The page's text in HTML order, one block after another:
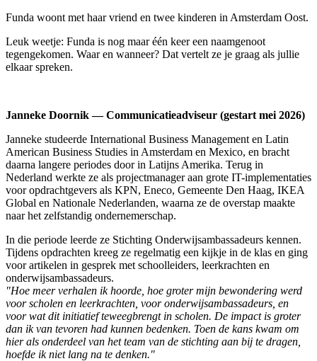
Funda woont met haar vriend en twee kinderen in Amsterdam Oost.
Leuk weetje: Funda is nog maar één keer een naamgenoot
tegengekomen. Waar en wanneer? Dat vertelt ze je graag als jullie
elkaar spreken.
Janneke Doornik — Communicatieadviseur (gestart mei 2026)
Janneke studeerde International Business Management en Latin
American Business Studies in Amsterdam en Mexico, en bracht
daarna langere periodes door in Latijns Amerika. Terug in
Nederland werkte ze als projectmanager aan grote IT-implementaties
voor opdrachtgevers als KPN, Eneco, Gemeente Den Haag, IKEA
Global en Nationale Nederlanden, waarna ze de overstap maakte
naar het zelfstandig ondernemerschap.
In die periode leerde ze Stichting Onderwijsambassadeurs kennen.
Tijdens opdrachten kreeg ze regelmatig een kijkje in de klas en ging
voor artikelen in gesprek met schoolleiders, leerkrachten en
onderwijsambassadeurs.
"Hoe meer verhalen ik hoorde, hoe groter mijn bewondering werd
voor scholen en leerkrachten, voor onderwijsambassadeurs, en
voor wat dit initiatief teweegbrengt in scholen. De impact is groter
dan ik van tevoren had kunnen bedenken. Toen de kans kwam om
hier als onderdeel van het team van de stichting aan bij te dragen,
hoefde ik niet lang na te denken."